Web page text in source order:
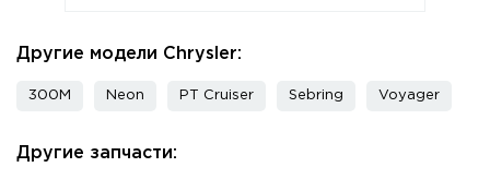
Другие модели Chrysler:
300M Neon PT Cruiser Sebring Voyager
Другие запчасти: